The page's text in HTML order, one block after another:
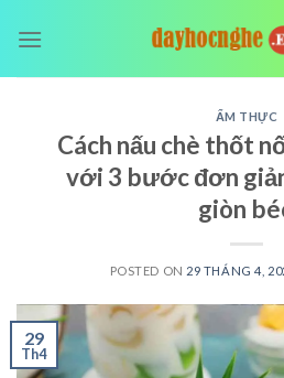
ẨM THỰC
Cách nấu chè thốt
với 3 bước đơn
giòn
POSTED ON 29 THÁNG 4,
29
Th4